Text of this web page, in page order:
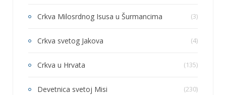
Crkva Milosrdnog Isusa u Šurmancima (3)
Crkva svetog Jakova (4)
Crkva u Hrvata (135)
Devetnica svetoj Misi (230)